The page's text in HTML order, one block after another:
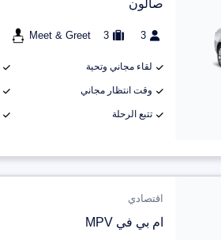
صالون
3
3
Meet & Greet
لقاء مجاني وتحية
وقت انتظار مجاني
تتبع الرحلة
اقتصادي
ام بي في MPV